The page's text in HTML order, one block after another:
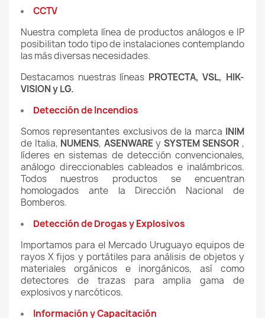
CCTV
Nuestra completa línea de productos análogos e IP
posibilitan todo tipo de instalaciones contemplando
las más diversas necesidades.
Destacamos nuestras líneas PROTECTA, VSL, HIK-
VISION y LG.
Detección de Incendios
Somos representantes exclusivos de la marca INIM
de Italia, NUMENS, ASENWAREy SYSTEM SENSOR ,
líderes en sistemas de detección convencionales,
análogo direccionables cableados e inalámbricos.
Todos nuestros productos se encuentran
homologados ante la Dirección Nacional de
Bomberos.
Detección de Drogas y Explosivos
Importamos para el Mercado Uruguayo equipos de
rayos X fijos y portátiles para análisis de objetos y
materiales orgánicos e inorgánicos, así como
detectores de trazas para amplia gama de
explosivos y narcóticos.
Información y Capacitación